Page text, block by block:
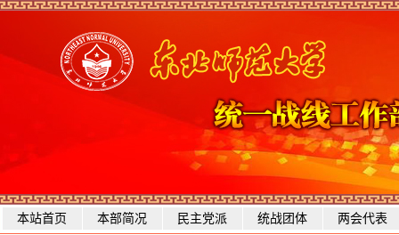
本站首页 本部简况 民主党派 统战团体 两会代表